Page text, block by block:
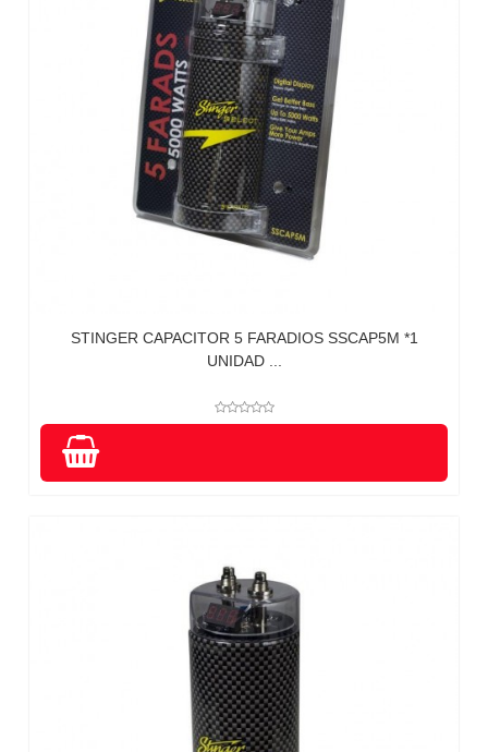
STINGER CAPACITOR 5 FARADIOS SSCAP5M *1
UNIDAD ...